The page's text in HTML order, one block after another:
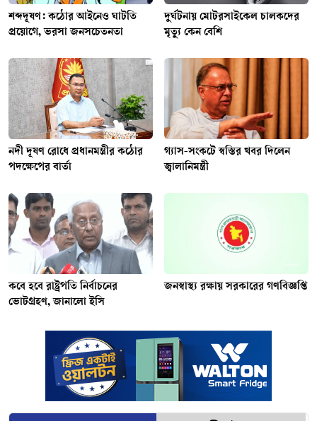
শব্দদূষণ: কঠোর আইনেও ঘাটতি
প্রয়োগে, ভরসা জনসচেতনতা
দুর্ঘটনায় মোটরসাইকেল চালকদের
মৃত্যু কেন বেশি
নদী দূষণ রোধে প্রধানমন্ত্রীর কঠোর
পদক্ষেপের বার্তা
গ্যাস-সংকটে স্বস্তির খবর দিলেন
জ্বালানিমন্ত্রী
কবে হবে রাষ্ট্রপতি নির্বাচনের
ভোটগ্রহণ, জানালো ইসি
জনস্বাস্থ্য রক্ষায় সরকারের গণবিজ্ঞপ্তি